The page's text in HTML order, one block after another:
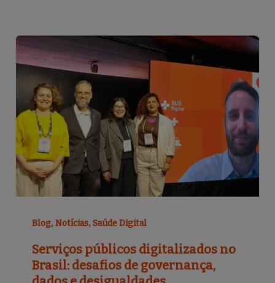
Blog,Notícias,Saúde Digital
Serviços públicos digitalizados no
Brasil: desafios de governança,